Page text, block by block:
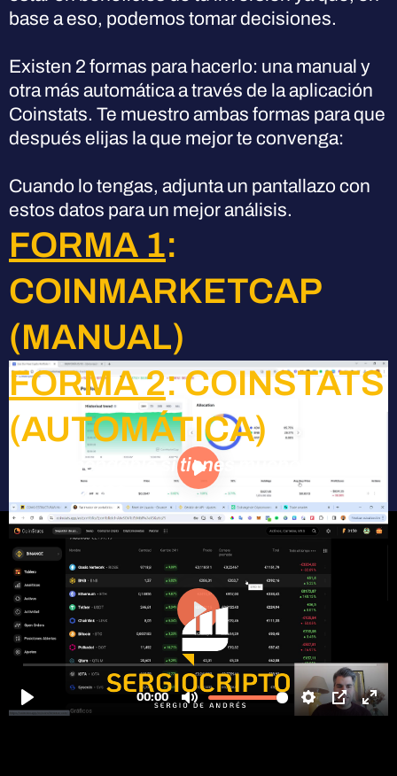
base a eso, podemos tomar decisiones.
Existen 2 formas para hacerlo: una manual y
otra más automática a través de la aplicación
Coinstats. Te muestro ambas formas para que
después elijas la que mejor te convenga:
Cuando lo tengas, adjunta un pantallazo con
estos datos para un mejor análisis.
FORMA 1:
COINMARKETCAP
(MANUAL)
FORMA 2: COINSTATS
(AUTOMÁTICA)
* Recomendable si tienes mucho
movimientos